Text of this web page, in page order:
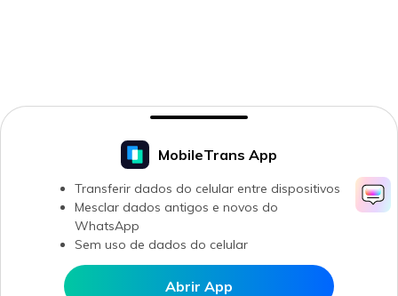
MobileTrans App
Transferir dados do celular entre dispositivos
Mesclar dados antigos e novos do
WhatsApp
Sem uso de dados do celular
Abrir App